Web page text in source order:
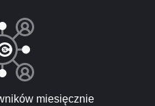
miesięcznie